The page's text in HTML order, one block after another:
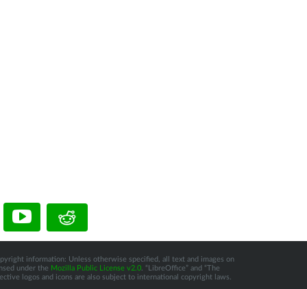
information: Unless otherwise specified, all text and images on
under the Mozilla Public License v2.0. “LibreOffice” and “The
logos and icons are also subject to international copyright laws.